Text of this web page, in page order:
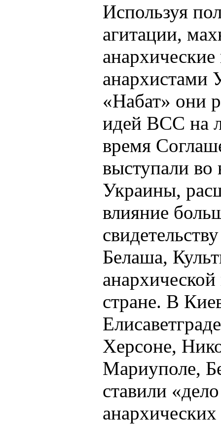
Используя
агитации,
анархистами
«Набат» они
идей ВСС на
время
выступали
Украины,
влияние
Белаша,
стране. В
Херсоне,
Мариуполе,
ставили